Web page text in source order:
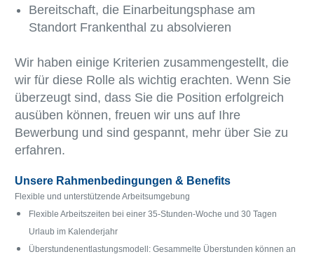
Bereitschaft, die Einarbeitungsphase am
Standort Frankenthal zu absolvieren
Wir haben einige Kriterien zusammengestellt, die
wir für diese Rolle als wichtig erachten. Wenn Sie
überzeugt sind, dass Sie die Position erfolgreich
ausüben können, freuen wir uns auf Ihre
Bewerbung und sind gespannt, mehr über Sie zu
erfahren.
Unsere Rahmenbedingungen & Benefits
Flexible und unterstützende Arbeitsumgebung
Flexible Arbeitszeiten bei einer 35-Stunden-Woche und 30 Tagen
Urlaub im Kalenderjahr
Überstundenentlastungsmodell: Gesammelte Überstunden können an